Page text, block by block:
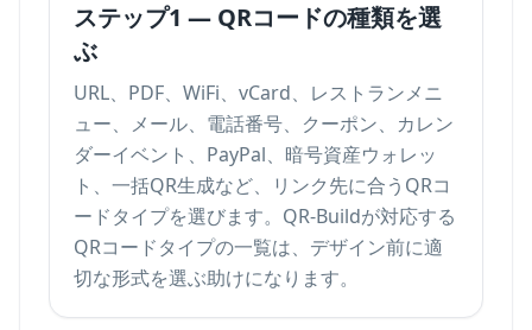
ステップ1 — QRコードの種類を選
ぶ
URL、PDF、WiFi、vCard、レストランメニ
ュー、メール、電話番号、クーポン、カレン
ダーイベント、PayPal、暗号資産ウォレッ
ト、一括QR生成など、リンク先に合うQRコ
ードタイプを選びます。 QR-Buildが対応する
QRコードタイプの一覧は、デザイン前に適
切な形式を選ぶ助けになります。